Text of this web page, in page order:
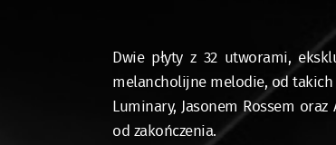
Dwie płyty z 32 utworami,
melancholijne melodie, od takich
Luminary, Jasonem Rossem
od zakończenia.